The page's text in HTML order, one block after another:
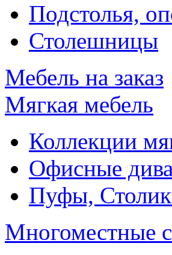
Подстолья,
Столешницы
Мебель на заказ
Мягкая мебель
Коллекции
Офисные
Пуфы,
Многоместные